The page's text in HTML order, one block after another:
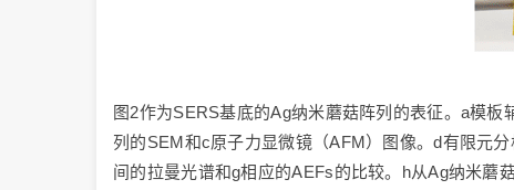
图2作为SERS基底的Ag纳米蘑菇阵列的表征。a模
列的SEM和c原子力显微镜（AFM）图像。d有限元
间的拉曼光谱和g相应的AEFs的比较。h从Ag纳米蘑